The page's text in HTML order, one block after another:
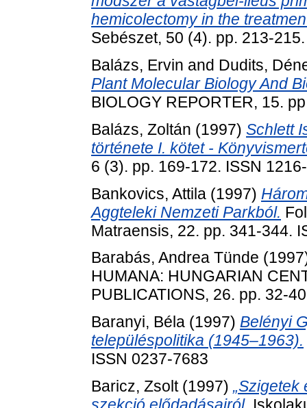
hemicolectomy in the
Sebészet, 50 (4). pp. 213-
Balázs, Ervin and Dudits,
Plant Molecular Biology And
BIOLOGY REPORTER, 15.
Balázs, Zoltán (1997) Schlett
története I. kötet -
6 (3). pp. 169-172. ISSN
Bankovics, Attila (1997)
Aggteleki Nemzeti Parkból.
Matraensis, 22. pp. 341-344.
Barabás, Andrea Tünde
HUMANA: HUNGARIAN
PUBLICATIONS, 26. pp. 32-
Baranyi, Béla (1997) Belényi
településpolitika (1945–1963).
ISSN 0237-7683
Baricz, Zsolt(1997) „Szigetek